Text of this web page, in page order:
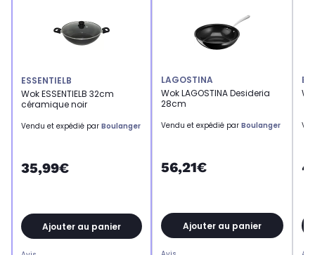
ESSENTIELB
Wok ESSENTIELB 32cm
céramique noir
Vendu et expédié par Boulanger
35,99€
Ajouter au panier
LAGOSTINA
Wok LAGOSTINA Desideria
28cm
Vendu et expédié par Boulanger
56,21€
Ajouter au panier